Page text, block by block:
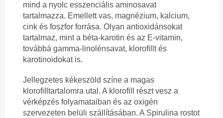
mind a nyolc esszenciális aminosavat
tartalmazza. Emellett vas, magnézium, kalcium,
cink és foszfor forrása. Olyan antioxidánsokat
tartalmaz, mint a béta-karotin és az E-vitamin,
továbbá gamma-linolénsavat, klorofillt és
karotinoidokat is.
Jellegzetes kékeszöld színe a magas
klorofilltartalomra utal. A klorofill részt vesz a
vérképzés folyamataiban és az oxigén
szervezeten belüli szállításában. A Spirulina rostot